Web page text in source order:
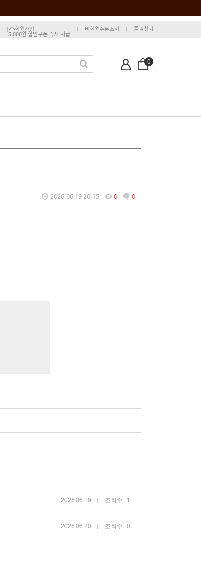
회원가입
5,000원 할인쿠폰 즉시 지급
비회원주문조회 즐겨찾기
0
2026.06.19 20:15 0 0
2026.06.19 조회수 : 1
2026.06.20 조회수 : 0